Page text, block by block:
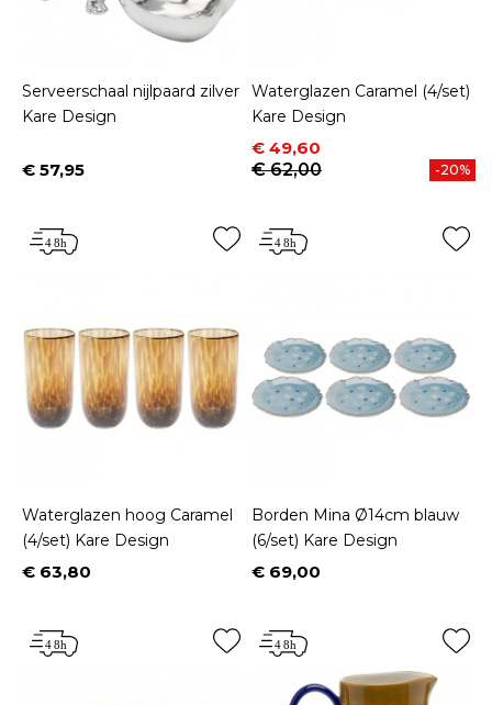
Serveerschaal nijlpaard zilver
Kare Design
Prijs
€ 57,95
Waterglazen Caramel (4/set)
Kare Design
Prijs
€ 49,60
Normale prijs
€ 62,00
-20%
Waterglazen hoog Caramel
(4/set) Kare Design
Prijs
€ 63,80
Borden Mina Ø14cm blauw
(6/set) Kare Design
Prijs
€ 69,00